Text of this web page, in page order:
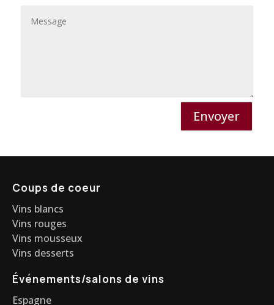
Envoyer
Coups de coeur
Vins blancs
Vins rouges
Vins mousseux
Vins desserts
Événements/salons de vins
Espagne